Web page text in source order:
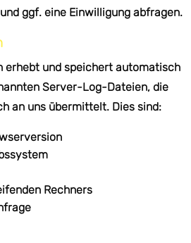
ggf. eine Einwilligung abfragen.
erhebt und speichert automatisch
Server-Log-Dateien, die
an uns übermittelt. Dies sind:
Rechners